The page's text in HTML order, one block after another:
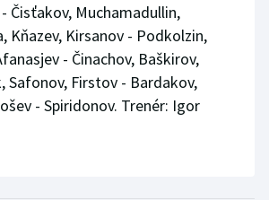
Čisťakov, Muchamadullin,
Kňazev, Kirsanov - Podkolzin,
- Činachov, Baškirov,
Safonov, Firstov - Bardakov,
- Spiridonov. Trenér: Igor